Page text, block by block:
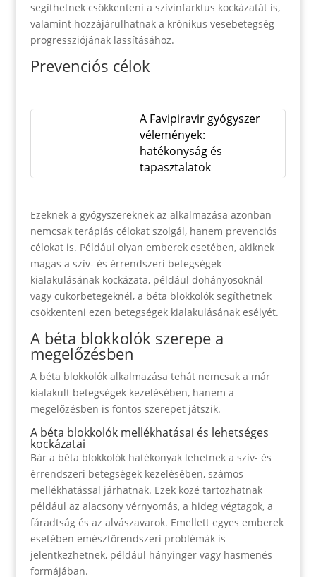
segíthetnek csökkenteni a szívinfarktus kockázatát is,
valamint hozzájárulhatnak a krónikus vesebetegség
progressziójának lassításához.
Prevenciós célok
A Favipiravir gyógyszer
vélemények:
hatékonyság és
tapasztalatok
Ezeknek a gyógyszereknek az alkalmazása azonban
nemcsak terápiás célokat szolgál, hanem prevenciós
célokat is. Például olyan emberek esetében, akiknek
magas a szív- és érrendszeri betegségek
kialakulásának kockázata, például dohányosoknál
vagy cukorbetegeknél, a béta blokkolók segíthetnek
csökkenteni ezen betegségek kialakulásának esélyét.
A béta blokkolók szerepe a
megelőzésben
A béta blokkolók alkalmazása tehát nemcsak a már
kialakult betegségek kezelésében, hanem a
megelőzésben is fontos szerepet játszik.
A béta blokkolók mellékhatásai és lehetséges
kockázatai
Bár a béta blokkolók hatékonyak lehetnek a szív- és
érrendszeri betegségek kezelésében, számos
mellékhatással járhatnak. Ezek közé tartozhatnak
például az alacsony vérnyomás, a hideg végtagok, a
fáradtság és az alvászavarok. Emellett egyes emberek
esetében emésztőrendszeri problémák is
jelentkezhetnek, például hányinger vagy hasmenés
formájában.